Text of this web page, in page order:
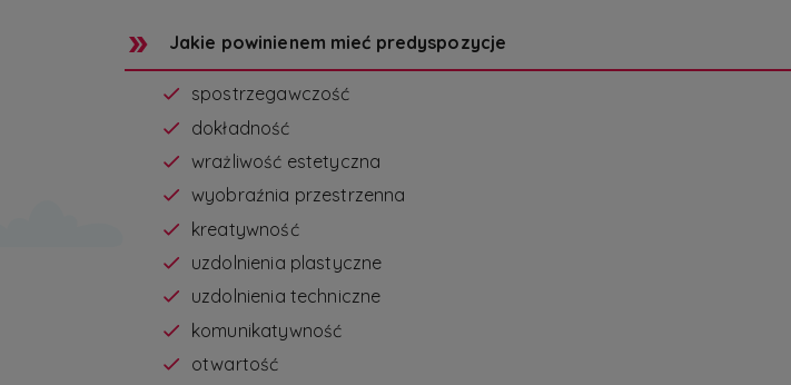
Jakie powinienem mieć predyspozycje
spostrzegawczość
dokładność
wrażliwość estetyczna
wyobraźnia przestrzenna
kreatywność
uzdolnienia plastyczne
uzdolnienia techniczne
komunikatywność
otwartość